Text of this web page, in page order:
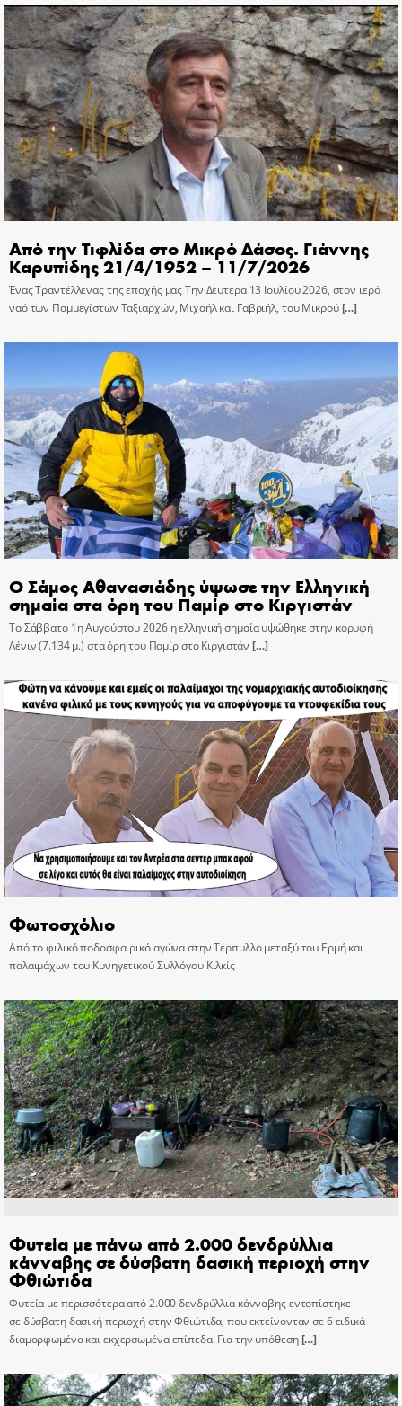
Από την Τιφλίδα στο Μικρό Δάσος. Γιάννης
Καρυπίδης 21/4/1952 – 11/7/2026
Ένας Τραντέλλενας της εποχής μας Την Δευτέρα 13 Ιουλίου 2026, στον ιερό
ναό των Παμμεγίστων Ταξιαρχών, Μιχαήλ και Γαβριήλ, του Μικρού[…]
Ο Σάμος Αθανασιάδης ύψωσε την Ελληνική
σημαία στα όρη του Παμίρ στο Κιργιστάν
Το Σάββατο 1η Αυγούστου 2026 η ελληνική σημαία υψώθηκε στην κορυφή
Λένιν (7.134 μ.) στα όρη του Παμίρ στο Κιργιστάν […]
Φωτοσχόλιο
Από το φιλικό ποδοσφαιρικό αγώνα στην Τέρπυλλο μεταξύ του Ερμή και
παλαιμάχων του Κυνηγετικού Συλλόγου Κιλκίς
Φυτεία με πάνω από 2.000 δενδρύλλια
κάνναβης σε δύσβατη δασική περιοχή στην
Φθιώτιδα
Φυτεία με περισσότερα από 2.000 δενδρύλλια κάνναβης εντοπίστηκε
σε δύσβατη δασική περιοχή στην Φθιώτιδα, που εκτείνονταν σε 6 ειδικά
διαμορφωμένα και εκχερσωμένα επίπεδα. Για την υπόθεση[…]